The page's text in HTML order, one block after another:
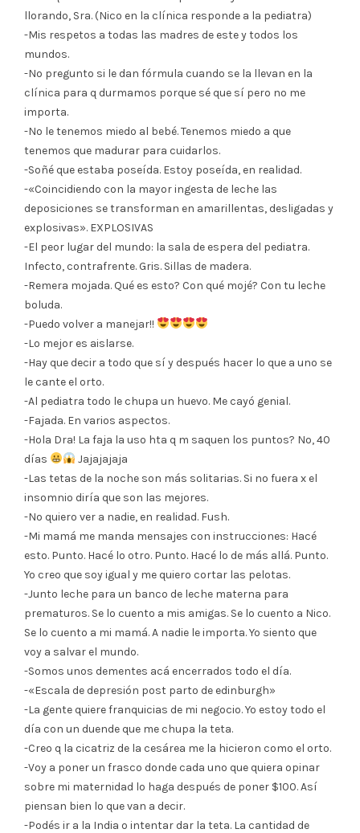
llorando, Sra. (Nico en la clínica responde a la pediatra)
-Mis respetos a todas las madres de este y todos los
mundos.
-No pregunto si le dan fórmula cuando se la llevan en la
clínica para q durmamos porque sé que sí pero no me
importa.
-No le tenemos miedo al bebé. Tenemos miedo a que
tenemos que madurar para cuidarlos.
-Soñé que estaba poseída. Estoy poseída, en realidad.
-«Coincidiendo con la mayor ingesta de leche las
deposiciones se transforman en amarillentas, desligadas y
explosivas». EXPLOSIVAS
-El peor lugar del mundo: la sala de espera del pediatra.
Infecto, contrafrente. Gris. Sillas de madera.
-Remera mojada. Qué es esto? Con qué mojé? Con tu leche
boluda.
-Puedo volver a manejar!!
-Lo mejor es aislarse.
-Hay que decir a todo que sí y después hacer lo que a uno se
le cante el orto.
-Al pediatra todo le chupa un huevo. Me cayó genial.
-Fajada. En varios aspectos.
-Hola Dra! La faja la uso hta q m saquen los puntos? No, 40
días
Jajajajaja
-Las tetas de la noche son más solitarias. Si no fuera x el
insomnio diría que son las mejores.
-No quiero ver a nadie, en realidad. Fush.
-Mi mamá me manda mensajes con instrucciones: Hacé
esto. Punto. Hacé lo otro. Punto. Hacé lo de más allá. Punto.
Yo creo que soy igual y me quiero cortar las pelotas.
-Junto leche para un banco de leche materna para
prematuros. Se lo cuento a mis amigas. Se lo cuento a Nico.
Se lo cuento a mi mamá. A nadie le importa. Yo siento que
voy a salvar el mundo.
-Somos unos dementes acá encerrados todo el día.
-«Escala de depresión post parto de edinburgh»
-La gente quiere franquicias de mi negocio. Yo estoy todo el
día con un duende que me chupa la teta.
-Creo q la cicatriz de la cesárea me la hicieron como el orto.
-Voy a poner un frasco donde cada uno que quiera opinar
sobre mi maternidad lo haga después de poner $100. Así
piensan bien lo que van a decir.
-Podés ir a la India o intentar dar la teta. La cantidad de